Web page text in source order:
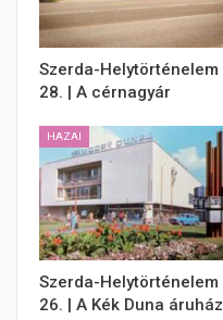
Szerda-Helytörténelem
28. | A cérnagyár
HAZAI
Szerda-Helytörténelem
26. | A Kék Duna áruház